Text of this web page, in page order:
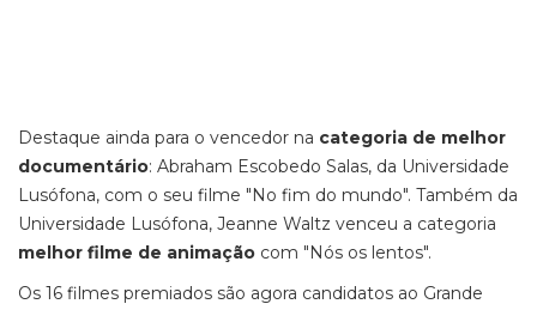
Destaque ainda para o vencedor na categoria de melhor
documentário: Abraham Escobedo Salas, da Universidade
Lusófona, com o seu filme "No fim do mundo". Também da
Universidade Lusófona, Jeanne Waltz venceu a categoria
melhor filme de animação com "Nós os lentos".
Os 16 filmes premiados são agora candidatos ao Grande